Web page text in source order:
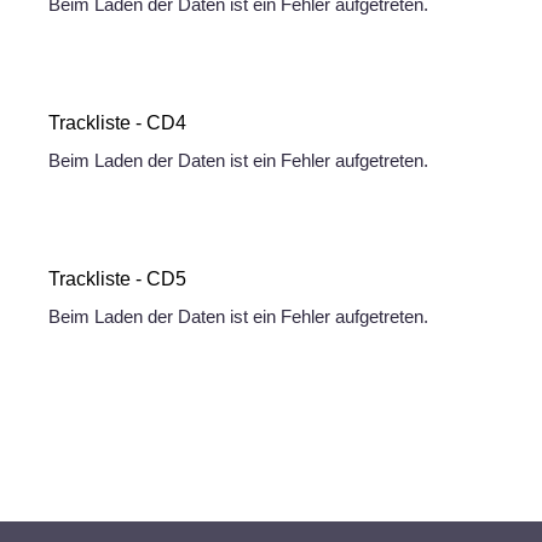
Beim Laden der Daten ist ein Fehler aufgetreten.
Trackliste - CD4
Beim Laden der Daten ist ein Fehler aufgetreten.
Trackliste - CD5
Beim Laden der Daten ist ein Fehler aufgetreten.